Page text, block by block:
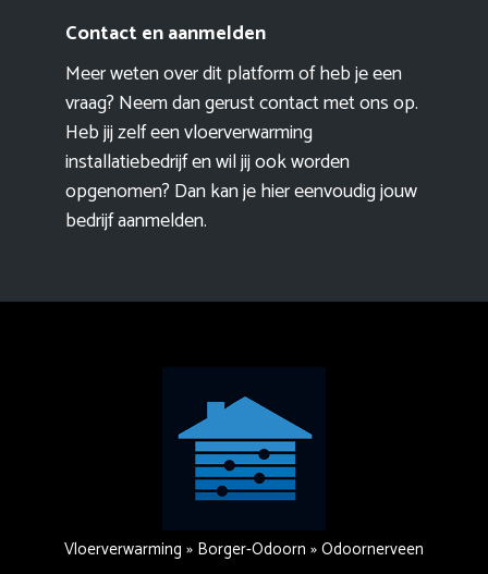
Contact en aanmelden
Meer weten over dit platform of heb je een
vraag? Neem dan gerust contact met ons op.
Heb jij zelf een vloerverwarming
installatiebedrijf en wil jij ook worden
opgenomen? Dan kan je hier eenvoudigjouw
bedrijf aanmelden.
Vloerverwarming » Borger-Odoorn »Odoornerveen